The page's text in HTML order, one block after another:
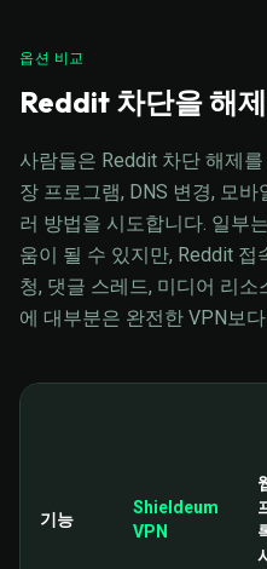
옵션 비교
Reddit 차단을 해
사람들은 Reddit 차단 해제
장 프로그램, DNS 변경, 모바
러 방법을 시도합니다. 일부
움이 될 수 있지만, Reddit 접
청, 댓글 스레드, 미디어 리
에 대부분은 완전한 VPN보
기능
Shieldeum
VPN
시